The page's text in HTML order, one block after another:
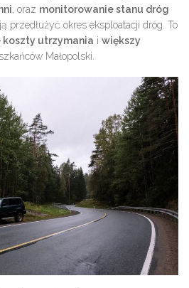
, oraz monitorowanie stanu dróg
przedłużyć okres eksploatacji dróg. To
koszty utrzymania i większy
Małopolski.